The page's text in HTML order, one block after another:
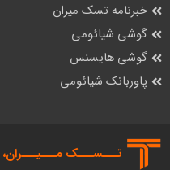
خبرنامه تسک میران
گوشی شیائومی
گوشی هایسنس
پاوربانک شیائومی
تـــســـک‌ مـــیـــران،